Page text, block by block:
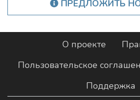
ПРЕДЛОЖИТЬ
О проекте
Пользовательское
Поддержка